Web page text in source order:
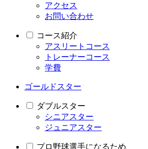
アクセス
お問い合わせ
コース紹介
アスリートコース
トレーナーコース
学費
ゴールドスター
ダブルスター
シニアスター
ジュニアスター
プロ野球選手になるため